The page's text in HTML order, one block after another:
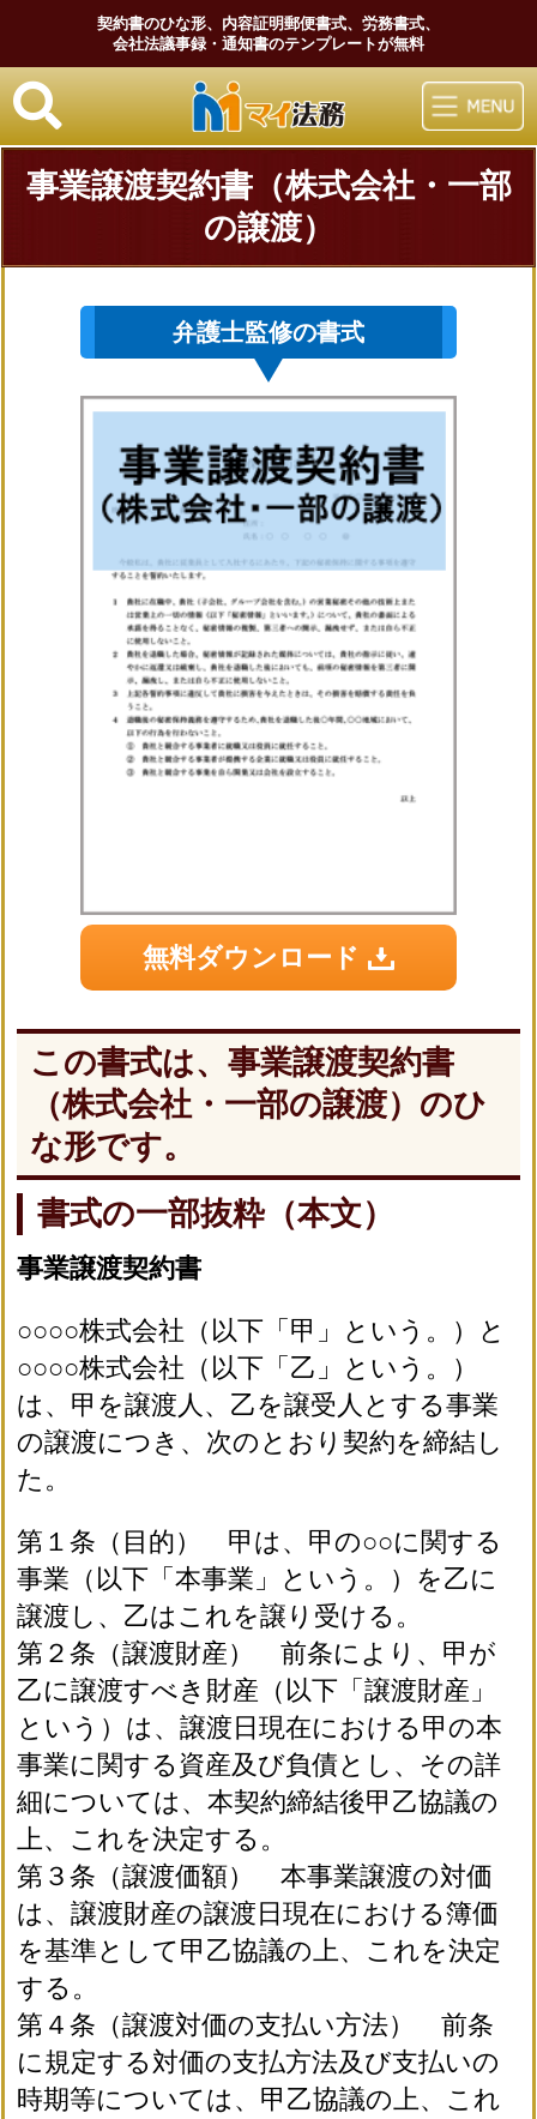
契約書のひな形、内容証明郵便書式、労務書式、
会社法議事録・通知書のテンプレートが無料
マイ法務
事業譲渡契約書（株式会社・一部
の譲渡）
弁護士監修の書式
無料ダウンロード
この書式は、事業譲渡契約書
（株式会社・一部の譲渡）のひ
な形です。
書式の一部抜粋（本文）
事業譲渡契約書
○○○○株式会社（以下「甲」という。）と
○○○○株式会社（以下「乙」という。）
は、甲を譲渡人、乙を譲受人とする事業
の譲渡につき、次のとおり契約を締結し
た。
第１条（目的） 甲は、甲の○○に関する
事業（以下「本事業」という。）を乙に
譲渡し、乙はこれを譲り受ける。
第２条（譲渡財産） 前条により、甲が
乙に譲渡すべき財産（以下「譲渡財産」
という）は、譲渡日現在における甲の本
事業に関する資産及び負債とし、その詳
細については、本契約締結後甲乙協議の
上、これを決定する。
第３条（譲渡価額） 本事業譲渡の対価
は、譲渡財産の譲渡日現在における簿価
を基準として甲乙協議の上、これを決定
する。
第４条（譲渡対価の支払い方法） 前条
に規定する対価の支払方法及び支払いの
時期等については、甲乙協議の上、これ